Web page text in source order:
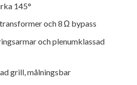
145°
och 8 Ω bypass
och plenumklassad
grill, målningsbar